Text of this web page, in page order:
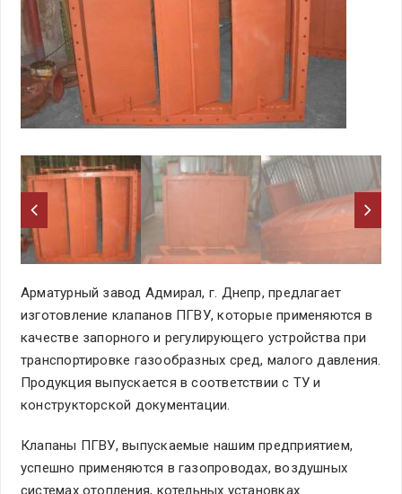
Арматурный завод Адмирал, г. Днепр, предлагает
изготовление клапанов ПГВУ, которые применяются в
качестве запорного и регулирующего устройства при
транспортировке газообразных сред, малого давления.
Продукция выпускается в соответствии с ТУ и
конструкторской документации.
Клапаны ПГВУ, выпускаемые нашим предприятием,
успешно применяются в газопроводах, воздушных
системах отопления, котельных установках.